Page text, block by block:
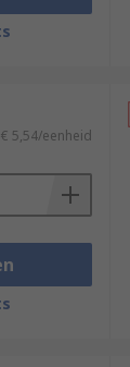
€ 5,54/eenheid